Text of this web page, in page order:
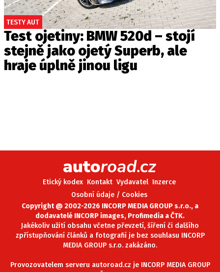
TESTY AUT
Test ojetiny: BMW 520d – stojí
stejně jako ojetý Superb, ale
hraje úplně jinou ligu
Etický kodex Kontakt Vydavatel Inzerce
Osobní údaje / Cookies
Copyright @ 2002-2026 INCORP MEDIA GROUP s.r.o., a
dodavatelé INCORP images, Profimedia a ČTK.
Jakékoliv užití obsahu včetne převzetí, šíření či dalšího
zpřístupňování článků a fotografií je bez souhlasu INCORP
MEDIA GROUP s.r.o. zakázáno.
Provozovatelem serveru autoroad.cz je INCORP MEDIA GROUP